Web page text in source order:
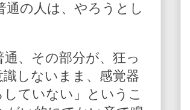
の人は、やろうとし
、その部分が、狂っ
しないまま、感覚器
ていない」というこ